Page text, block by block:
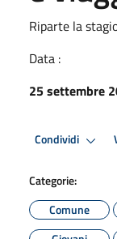
Riparte la
Data :
25 settembre
Condividi
Categorie:
Comune